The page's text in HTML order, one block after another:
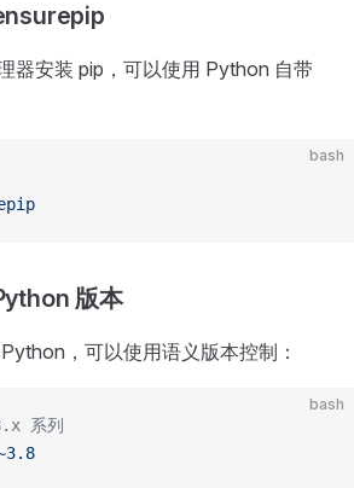
器安装 pip，可以使用 Python 自带
bash
版本
，可以使用语义版本控制：
bash
系列